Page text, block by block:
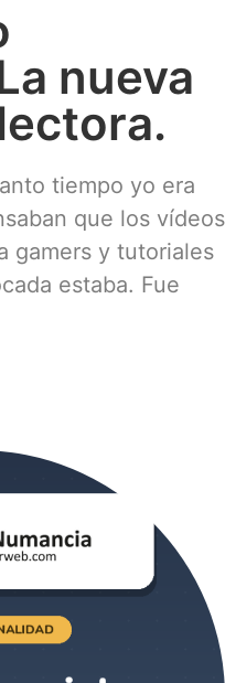
nueva
tiempo yo era
que los vídeos
gamers y tutoriales
estaba. Fue